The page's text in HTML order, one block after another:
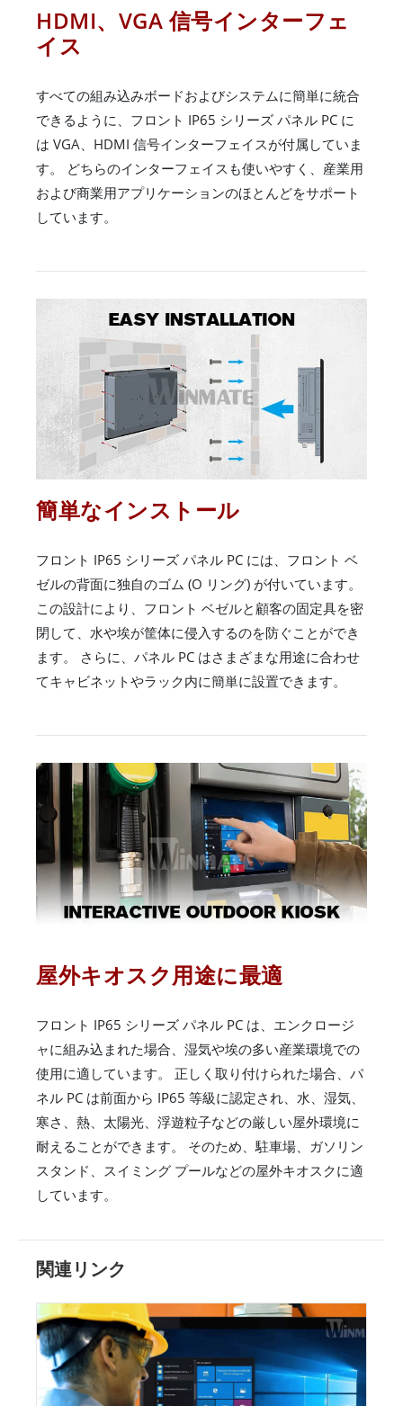
HDMI、VGA 信号インターフェ
イス
すべての組み込みボードおよびシステムに簡単に統合
できるように、フロント IP65 シリーズ パネル PC に
は VGA、HDMI 信号インターフェイスが付属していま
す。 どちらのインターフェイスも使いやすく、産業用
および商業用アプリケーションのほとんどをサポート
しています。
簡単なインストール
フロント IP65 シリーズ パネル PC には、フロント ベ
ゼルの背面に独自のゴム (O リング) が付いています。
この設計により、フロント ベゼルと顧客の固定具を密
閉して、水や埃が筐体に侵入するのを防ぐことができ
ます。 さらに、パネル PC はさまざまな用途に合わせ
てキャビネットやラック内に簡単に設置できます。
屋外キオスク用途に最適
フロント IP65 シリーズ パネル PC は、エンクロージ
ャに組み込まれた場合、湿気や埃の多い産業環境での
使用に適しています。 正しく取り付けられた場合、パ
ネル PC は前面から IP65 等級に認定され、水、湿気、
寒さ、熱、太陽光、浮遊粒子などの厳しい屋外環境に
耐えることができます。 そのため、駐車場、ガソリン
スタンド、スイミング プールなどの屋外キオスクに適
しています。
関連リンク